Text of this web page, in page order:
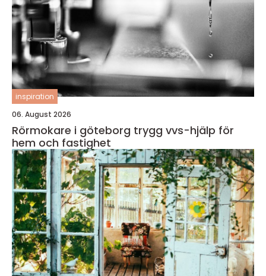
inspiration
06. August 2026
Rörmokare i göteborg trygg vvs-hjälp för
hem och fastighet